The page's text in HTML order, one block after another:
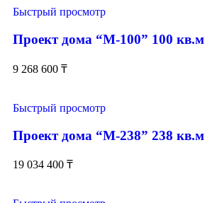
Быстрый просмотр
Проект дома “М-100” 100 кв.м
9 268 600 ₸
Быстрый просмотр
Проект дома “М-238” 238 кв.м
19 034 400 ₸